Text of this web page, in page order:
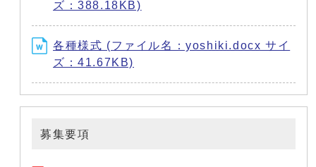
ズ：388.18KB)
各種様式 (ファイル名：yoshiki.docx サイ
ズ：41.67KB)
募集要項